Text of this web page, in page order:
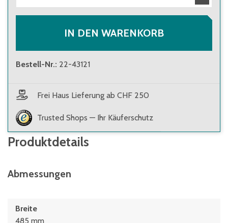
IN DEN WARENKORB
Bestell-Nr.: 22-43121
Frei Haus Lieferung ab CHF 250
Trusted Shops — Ihr Käuferschutz
Produktdetails
Abmessungen
Breite
485 mm